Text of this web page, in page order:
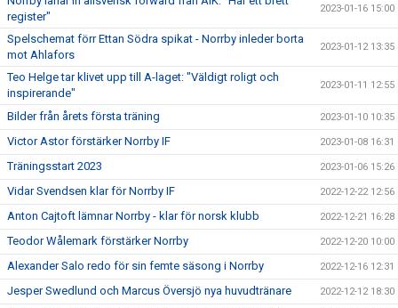
register"
2023-01-16 15:00
Spelschemat förr Ettan Södra spikat - Norrby inleder borta
mot Ahlafors
2023-01-12 13:35
Teo Helge tar klivet upp till A-laget: "Väldigt roligt och
inspirerande"
2023-01-11 12:55
Bilder från årets första träning 2023-01-10 10:35
Victor Astor förstärker Norrby IF 2023-01-08 16:31
Träningsstart 2023 2023-01-06 15:26
Vidar Svendsen klar för Norrby IF 2022-12-22 12:56
Anton Cajtoft lämnar Norrby - klar för norsk klubb 2022-12-21 16:28
Teodor Wålemark förstärker Norrby 2022-12-20 10:00
Alexander Salo redo för sin femte säsong i Norrby 2022-12-16 12:31
Jesper Swedlund och Marcus Översjö nya huvudtränare 2022-12-12 18:30